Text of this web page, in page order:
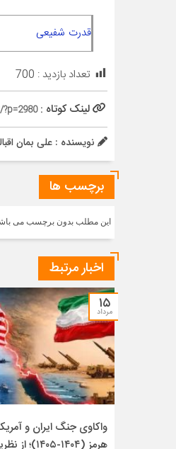
قدرت شفیعی
تعداد بازدید : 700
لینک کوتاه :
نویسنده : علی بمان
برچسب ها
این مطلب بدون برچسب می
اخبار مرتبط
۱۵
مرداد
واکاوی جنگ ایران و
هرمز (۱۴۰۴-